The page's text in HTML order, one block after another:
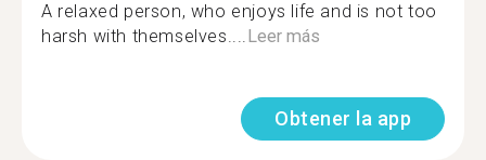
A relaxed person, who enjoys life and is not too
harsh with themselves....Leer más
Obtener la app